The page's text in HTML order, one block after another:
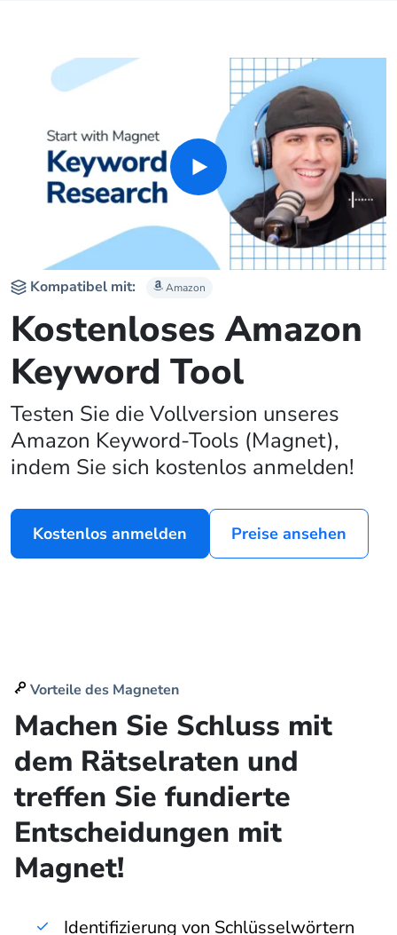
www.amazon.es
www.amazon.fr
www.amazon.co.uk
www.amazon.nl
Kompatibel mit: Amazon
Kostenloses Amazon
Keyword Tool
Testen Sie die Vollversion unseres
Amazon Keyword-Tools (Magnet),
indem Sie sich kostenlos anmelden!
Kostenlos anmelden Preise ansehen
Vorteile des Magneten
Machen Sie Schluss mit
dem Rätselraten und
treffen Sie fundierte
Entscheidungen mit
Magnet!
Identifizierung von Schlüsselwörtern